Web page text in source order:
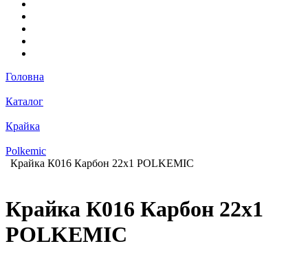
Головна
Каталог
Крайка
Polkemic
Крайка К016 Карбон 22х1 POLKEMIC
Крайка К016 Карбон 22х1
POLKEMIC